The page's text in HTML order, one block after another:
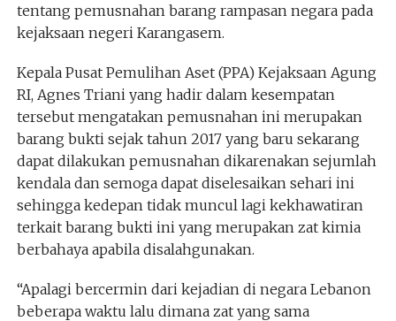
tentang pemusnahan barang rampasan negara pada
kejaksaan negeri Karangasem.
Kepala Pusat Pemulihan Aset (PPA) Kejaksaan Agung
RI, Agnes Triani yang hadir dalam kesempatan
tersebut mengatakan pemusnahan ini merupakan
barang bukti sejak tahun 2017 yang baru sekarang
dapat dilakukan pemusnahan dikarenakan sejumlah
kendala dan semoga dapat diselesaikan sehari ini
sehingga kedepan tidak muncul lagi kekhawatiran
terkait barang bukti ini yang merupakan zat kimia
berbahaya apabila disalahgunakan.
“Apalagi bercermin dari kejadian di negara Lebanon
beberapa waktu lalu dimana zat yang sama